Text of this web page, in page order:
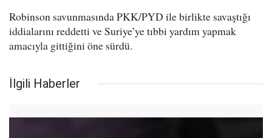
Robinson savunmasında PKK/PYD ile birlikte savaştığı
iddialarını reddetti ve Suriye’ye tıbbi yardım yapmak
amacıyla gittiğini öne sürdü.
İlgili Haberler